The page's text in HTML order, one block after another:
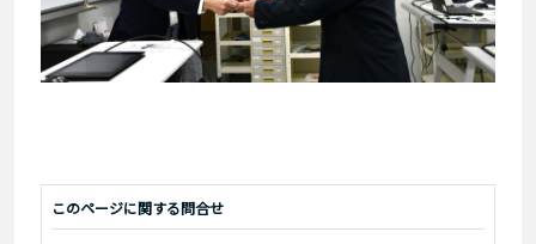
このページに関する問合せ